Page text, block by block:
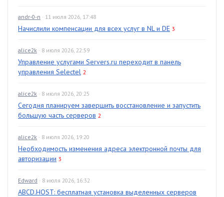
andr-0-n · 11 июля 2026, 17:48
Начислили компенсации для всех услуг в NL и DE 3
alice2k · 8 июля 2026, 22:59
Управление услугами Servers.ru переходит в панель
управления Selectel 2
alice2k · 8 июля 2026, 20:25
Сегодня планируем завершить восстановление и запустить
большую часть серверов 2
alice2k · 8 июля 2026, 19:20
Необходимость изменения адреса электронной почты для
авторизации 3
Edward · 8 июля 2026, 16:32
ABCD.HOST: бесплатная установка выделенных серверов